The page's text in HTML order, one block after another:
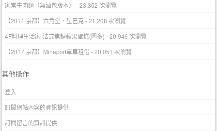
家常牛肉麵（無滷包版本）
- 23,352 次瀏覽
【2014 京都】六角堂．星巴克- 21,208 次瀏覽
4F料理生活家-法式焦糖蘋果蛋糕(圖多) - 20,946 次瀏覽
【2017 京都】Minaport單車租借- 20,051 次瀏覽
其他操作
登入
訂閱網站內容的資訊提供
訂閱留言的資訊提供